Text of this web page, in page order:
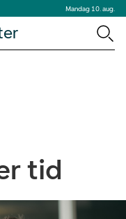
Mandag 10. aug.
tid